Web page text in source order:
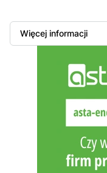
Więcej informacji